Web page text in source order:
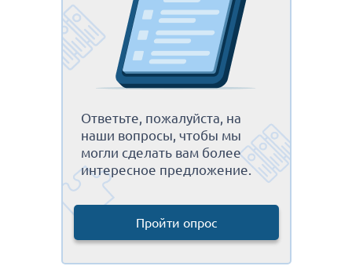
Ответьте, пожалуйста, на
наши вопросы, чтобы мы
могли сделать вам более
интересное предложение.
Пройти опрос